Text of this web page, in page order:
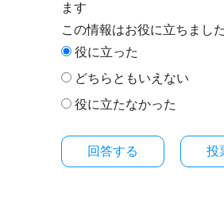
ます
この情報はお役に立ちまし
役に立った
どちらともいえない
役に立たなかった
投